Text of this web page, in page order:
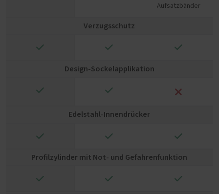
Aufsatzbänder
Verzugsschutz
✓ ✓ ✓
Design-Sockelapplikation
✓ ✓ ❌
Edelstahl-Innendrücker
✓ ✓ ✓
Profilzylinder mit Not- und Gefahrenfunktion
✓ ✓ ✓